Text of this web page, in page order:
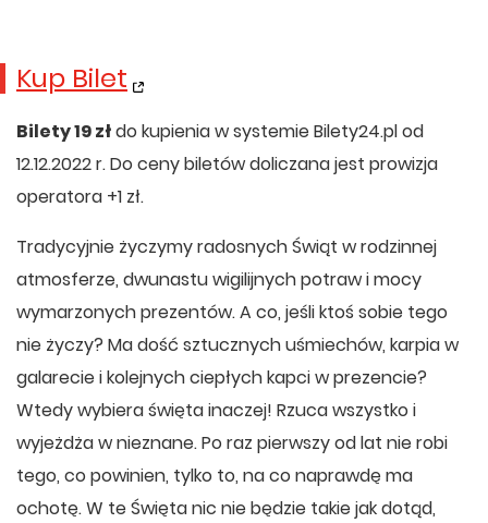
Kup Bilet
Bilety 19 złdo kupienia w systemie Bilety24.pl od
12.12.2022 r. Do ceny biletów doliczana jest prowizja
operatora +1 zł.
Tradycyjnie życzymy radosnych Świąt w rodzinnej
atmosferze, dwunastu wigilijnych potraw i mocy
wymarzonych prezentów. A co, jeśli ktoś sobie tego
nie życzy? Ma dość sztucznych uśmiechów, karpia w
galarecie i kolejnych ciepłych kapci w prezencie?
Wtedy wybiera święta inaczej! Rzuca wszystko i
wyjeżdża w nieznane. Po raz pierwszy od lat nie robi
tego, co powinien, tylko to, na co naprawdę ma
ochotę. W te Święta nic nie będzie takie jak dotąd,